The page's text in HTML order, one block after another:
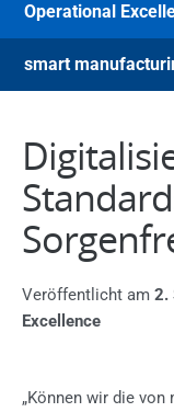
Operational
smart
Veröffentlicht am 2.
Excellence
„Können wir die